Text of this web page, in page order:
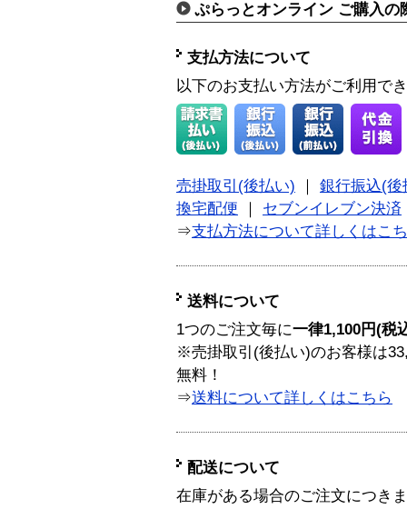
ぷらっとオンライン ご購入の
支払方法について
以下のお支払い方法がご利用で
売掛取引(後払い)
銀行振込(後
換宅配便
セブンイレブン決済
⇒支払方法について詳しくはこ
送料について
1つのご注文毎に一律1,100円(税
※売掛取引(後払い)のお客様は
無料！
⇒送料について詳しくはこちら
配送について
在庫がある場合のご注文につき